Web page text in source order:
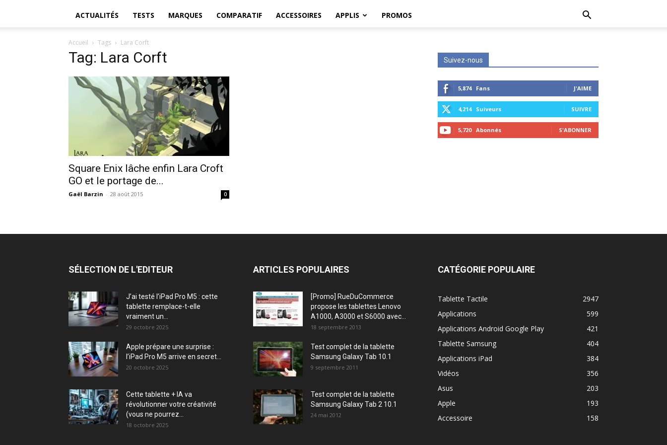
ACTUALITÉS TESTS MARQUES COMPARATIF ACCESSOIRES APPLIS PROMOS
Accueil Tags Lara Corft
Tag: Lara Corft
Square Enix lâche enfin Lara Croft
GO et le portage de...
Gaël Barzin - 28 août 2015 0
Suivez-nous
5,874 Fans J'AIME
4,214 Suiveurs SUIVRE
5,720 Abonnés S'ABONNER
SÉLECTION DE L'EDITEUR
J’ai testé l’iPad Pro M5 : cette
tablette remplace-t-elle
vraiment un...
29 octobre 2025
Apple prépare une surprise :
l’iPad Pro M5 arrive en secret...
20 octobre 2025
Cette tablette + IA va
révolutionner votre créativité
(vous ne pourrez...
18 octobre 2025
ARTICLES POPULAIRES
[Promo] RueDuCommerce
propose les tablettes Lenovo
A1000, A3000 et S6000 avec...
18 septembre 2013
Test complet de la tablette
Samsung Galaxy Tab 10.1
9 septembre 2011
Test complet de la tablette
Samsung Galaxy Tab 2 10.1
24 mai 2012
CATÉGORIE POPULAIRE
Tablette Tactile
2947
Applications
599
Applications Android Google Play
421
Tablette Samsung
404
Applications iPad
384
Vidéos
356
Asus
203
Apple
193
Accessoire
158